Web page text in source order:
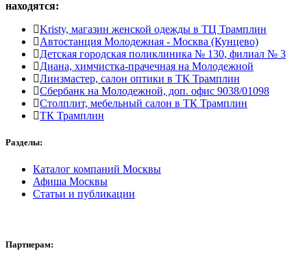
находятся:
Kristy, магазин женской одежды в ТЦ Трамплин
Автостанция Молодежная - Москва (Кунцево)
Детская городская поликлиника № 130, филиал № 3
Диана, химчистка-прачечная на Молодежной
Линзмастер, салон оптики в ТК Трамплин
Сбербанк на Молодежной, доп. офис 9038/01098
Столплит, мебельный салон в ТК Трамплин
ТК Трамплин
Разделы:
Каталог компаний Москвы
Афиша Москвы
Статьи и публикации
Партнерам: